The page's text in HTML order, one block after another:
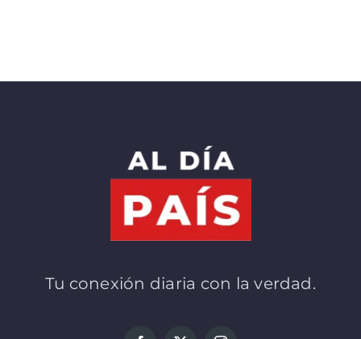
Tu conexión diaria con la verdad.